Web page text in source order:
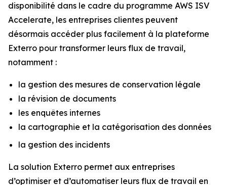
disponibilité dans le cadre du programme AWS ISV
Accelerate, les entreprises clientes peuvent
désormais accéder plus facilement à la plateforme
Exterro pour transformer leurs flux de travail,
notamment :
la gestion des mesures de conservation légale
la révision de documents
les enquêtes internes
la cartographie et la catégorisation des données
la gestion des incidents
La solution Exterro permet aux entreprises
d’optimiser et d’automatiser leurs flux de travail en